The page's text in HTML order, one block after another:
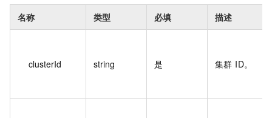
名称 类型 必填 描述
clusterId string 是 集群 ID。